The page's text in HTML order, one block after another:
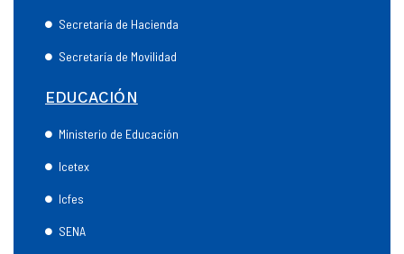
Secretaría de Hacienda
Secretaría de Movilidad
EDUCACIÓN
Ministerio de Educación
Icetex
Icfes
SENA